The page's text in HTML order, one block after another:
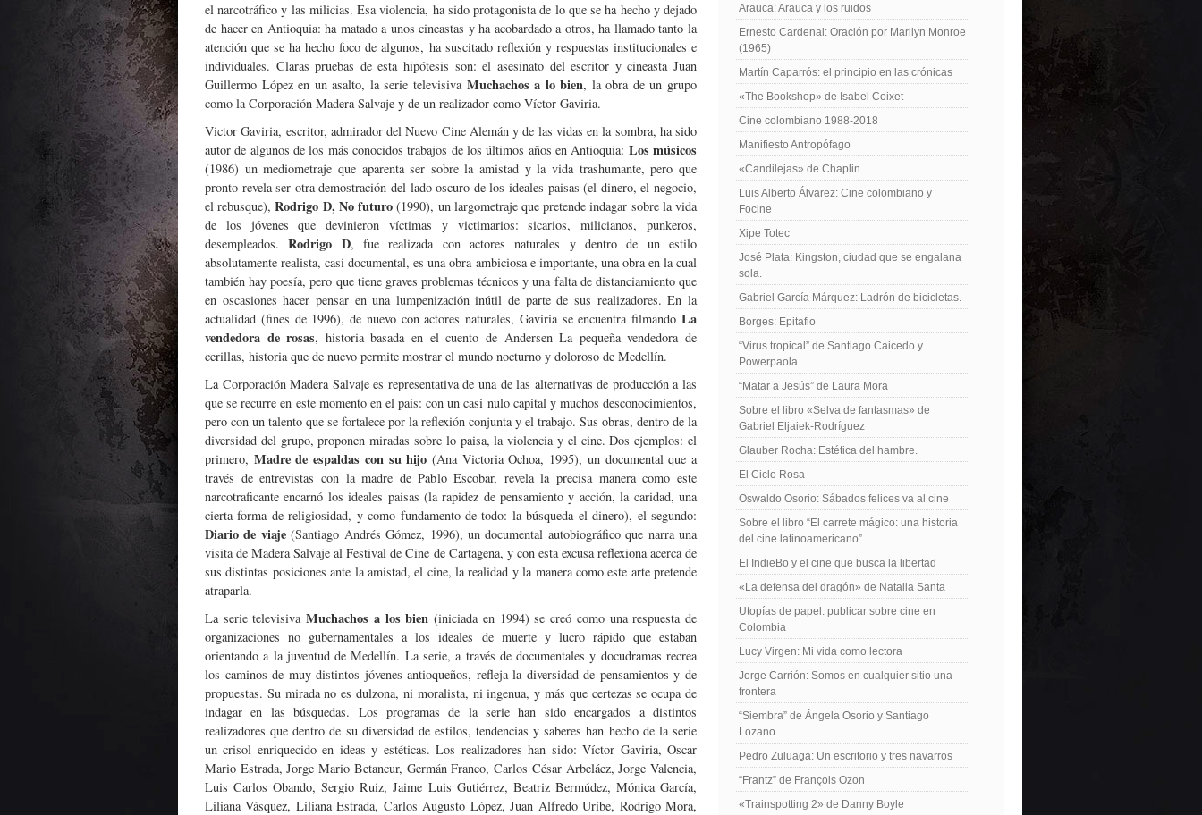
el narcotráfico y las milicias. Esa violencia, ha sido protagonista de lo que se ha hecho y dejado
de hacer en Antioquia: ha matado a unos cineastas y ha acobardado a otros, ha llamado tanto la
atención que se ha hecho foco de algunos, ha suscitado reflexión y respuestas institucionales e
individuales. Claras pruebas de esta hipótesis son: el asesinato del escritor y cineasta Juan
Guillermo López en un asalto, la serie televisiva Muchachos a lo bien, la obra de un grupo
como la Corporación Madera Salvaje y de un realizador como Víctor Gaviria.
Victor Gaviria, escritor, admirador del Nuevo Cine Alemán y de las vidas en la sombra, ha sido
autor de algunos de los más conocidos trabajos de los últimos años en Antioquia: Los músicos
(1986) un mediometraje que aparenta ser sobre la amistad y la vida trashumante, pero que
pronto revela ser otra demostración del lado oscuro de los ideales paisas (el dinero, el negocio,
el rebusque),Rodrigo D, No futuro (1990), un largometraje que pretende indagar sobre la vida
de los jóvenes que devinieron víctimas y victimarios: sicarios, milicianos, punkeros,
desempleados.Rodrigo D, fue realizada con actores naturales y dentro de un estilo
absolutamente realista, casi documental, es una obra ambiciosa e importante, una obra en la cual
también hay poesía, pero que tiene graves problemas técnicos y una falta de distanciamiento que
en oscasiones hacer pensar en una lumpenización inútil de parte de sus realizadores. En la
actualidad (fines de 1996), de nuevo con actores naturales, Gaviria se encuentra filmando La
vendedora de rosas, historia basada en el cuento de Andersen La pequeña vendedora de
cerillas, historia que de nuevo permite mostrar el mundo nocturno y doloroso de Medellín.
La Corporación Madera Salvaje es representativa de una de las alternativas de producción a las
que se recurre en este momento en el país: con un casi nulo capital y muchos desconocimientos,
pero con un talento que se fortalece por la reflexión conjunta y el trabajo. Sus obras, dentro de la
diversidad del grupo, proponen miradas sobre lo paisa, la violencia y el cine. Dos ejemplos: el
primero, Madre de espaldas con su hijo (Ana Victoria Ochoa, 1995), un documental que a
través de entrevistas con la madre de Pablo Escobar, revela la precisa manera como este
narcotraficante encarnó los ideales paisas (la rapidez de pensamiento y acción, la caridad, una
cierta forma de religiosidad, y como fundamento de todo: la búsqueda el dinero), el segundo:
Diario de viaje(Santiago Andrés Gómez, 1996), un documental autobiográfico que narra una
visita de Madera Salvaje al Festival de Cine de Cartagena, y con esta excusa reflexiona acerca de
sus distintas posiciones ante la amistad, el cine, la realidad y la manera como este arte pretende
atraparla.
La serie televisivaMuchachos a los bien (iniciada en 1994) se creó como una respuesta de
organizaciones no gubernamentales a los ideales de muerte y lucro rápido que estaban
orientando a la juventud de Medellín. La serie, a través de documentales y docudramas recrea
los caminos de muy distintos jóvenes antioqueños, refleja la diversidad de pensamientos y de
propuestas. Su mirada no es dulzona, ni moralista, ni ingenua, y más que certezas se ocupa de
indagar en las búsquedas. Los programas de la serie han sido encargados a distintos
realizadores que dentro de su diversidad de estilos, tendencias y saberes han hecho de la serie
un crisol enriquecido en ideas y estéticas. Los realizadores han sido: Víctor Gaviria, Oscar
Mario Estrada, Jorge Mario Betancur, Germán Franco, Carlos César Arbeláez, Jorge Valencia,
Luis Carlos Obando, Sergio Ruiz, Jaime Luis Gutiérrez, Beatriz Bermúdez, Mónica García,
Liliana Vásquez, Liliana Estrada, Carlos Augusto López, Juan Alfredo Uribe, Rodrigo Mora,
Arauca: Arauca y los ruidos
Ernesto Cardenal: Oración por Marilyn Monroe
(1965)
Martín Caparrós: el principio en las crónicas
«The Bookshop» de Isabel Coixet
Cine colombiano 1988-2018
Manifiesto Antropófago
«Candilejas» de Chaplin
Luis Alberto Álvarez: Cine colombiano y
Focine
Xipe Totec
José Plata: Kingston, ciudad que se engalana
sola.
Gabriel García Márquez: Ladrón de bicicletas.
Borges: Epitafio
“Virus tropical” de Santiago Caicedo y
Powerpaola.
“Matar a Jesús” de Laura Mora
Sobre el libro «Selva de fantasmas» de
Gabriel Eljaiek-Rodríguez
Glauber Rocha: Estética del hambre.
El Ciclo Rosa
Oswaldo Osorio: Sábados felices va al cine
Sobre el libro “El carrete mágico: una historia
del cine latinoamericano”
El IndieBo y el cine que busca la libertad
«La defensa del dragón» de Natalia Santa
Utopías de papel: publicar sobre cine en
Colombia
Lucy Virgen: Mi vida como lectora
Jorge Carrión: Somos en cualquier sitio una
frontera
“Siembra” de Ángela Osorio y Santiago
Lozano
Pedro Zuluaga: Un escritorio y tres navarros
“Frantz” de François Ozon
«Trainspotting 2» de Danny Boyle